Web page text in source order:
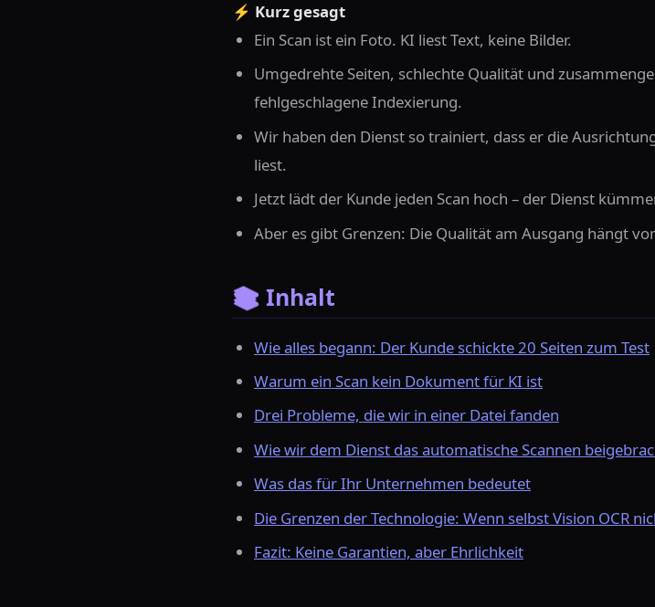
⚡ Kurz gesagt
Ein Scan ist ein Foto. KI liest Text, keine Bilder.
Umgedrehte Seiten, schlechte Qualität und
fehlgeschlagene Indexierung.
Wir haben den Dienst so trainiert, dass er die
liest.
Jetzt lädt der Kunde jeden Scan hoch – der Dienst
Aber es gibt Grenzen: Die Qualität am Ausgang hängt
📚 Inhalt
Wie alles begann: Der Kunde schickte 20 Seiten zum Test
Warum ein Scan kein Dokument für KI ist
Drei Probleme, die wir in einer Datei fanden
Wie wir dem Dienst das automatische Scannen
Was das für Ihr Unternehmen bedeutet
Die Grenzen der Technologie: Wenn selbst Vision OCR
Fazit: Keine Garantien, aber Ehrlichkeit